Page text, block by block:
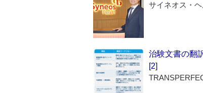
サイネオス・
治験文書の翻
[2]